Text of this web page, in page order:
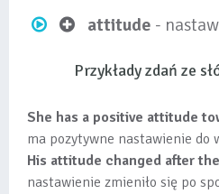
attitude -
Przykłady zdań ze
She has a positive attitude
ma pozytywne nastawienie do
His attitude changed after
nastawienie zmieniło się po